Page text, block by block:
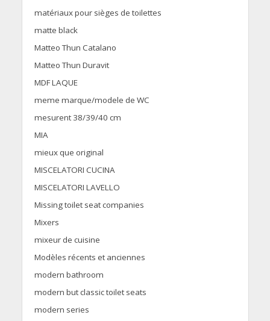
matériaux pour sièges de toilettes
matte black
Matteo Thun Catalano
Matteo Thun Duravit
MDF LAQUE
meme marque/modele de WC
mesurent 38/39/40 cm
MIA
mieux que original
MISCELATORI CUCINA
MISCELATORI LAVELLO
Missing toilet seat companies
Mixers
mixeur de cuisine
Modèles récents et anciennes
modern bathroom
modern but classic toilet seats
modern series